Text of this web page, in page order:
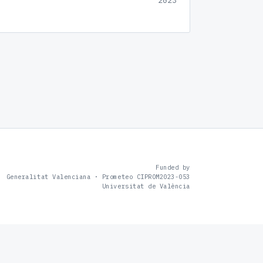
Funded by
Generalitat Valenciana · Prometeo CIPROM2023-053
Universitat de València